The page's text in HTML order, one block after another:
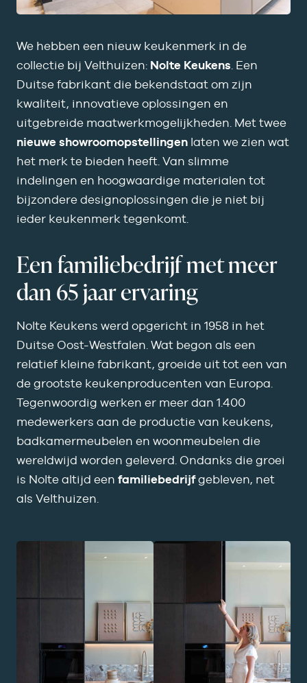
We hebben een nieuw keukenmerk in de
collectie bij Velthuizen: Nolte Keukens. Een
Duitse fabrikant die bekendstaat om zijn
kwaliteit, innovatieve oplossingen en
uitgebreide maatwerkmogelijkheden. Met twee
nieuwe showroomopstellingen laten we zien wat
het merk te bieden heeft. Van slimme
indelingen en hoogwaardige materialen tot
bijzondere designoplossingen die je niet bij
ieder keukenmerk tegenkomt.
Een familiebedrijf met meer
dan 65 jaar ervaring
Nolte Keukens werd opgericht in 1958 in het
Duitse Oost-Westfalen. Wat begon als een
relatief kleine fabrikant, groeide uit tot een van
de grootste keukenproducenten van Europa.
Tegenwoordig werken er meer dan 1.400
medewerkers aan de productie van keukens,
badkamermeubelen en woonmeubelen die
wereldwijd worden geleverd. Ondanks die groei
is Nolte altijd een familiebedrijfgebleven, net
als Velthuizen.